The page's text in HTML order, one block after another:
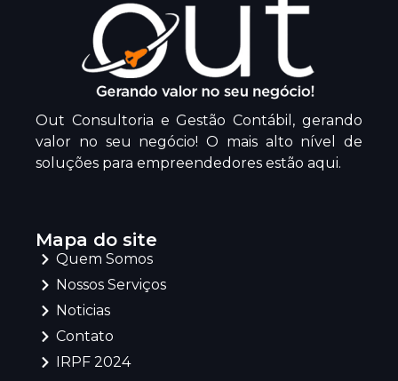
Out Consultoria e Gestão Contábil, gerando
valor no seu negócio! O mais alto nível de
soluções para empreendedores estão aqui.
Mapa do site
Quem Somos
Nossos Serviços
Noticias
Contato
IRPF 2024